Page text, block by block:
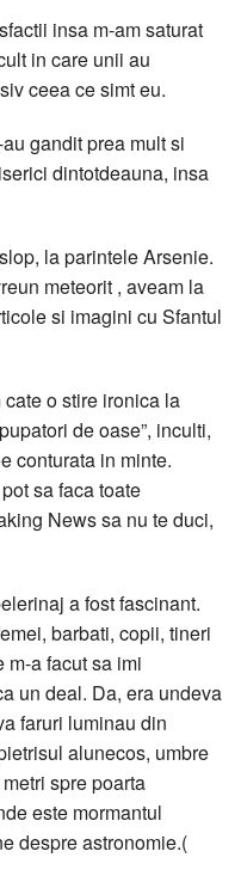
insa m-am saturat
in care unii au
ceea ce simt eu.
gandit prea mult si
dintotdeauna, insa
la parintele Arsenie.
meteorit , aveam la
si imagini cu Sfantul
o stire ironica la
de oase”, inculti,
conturata in minte.
sa faca toate
News sa nu te duci,
a fost fascinant.
barbati, copii, tineri
a facut sa imi
un deal. Da, era undeva
faruri luminau din
alunecos, umbre
spre poarta
este mormantul
despre astronomie.(